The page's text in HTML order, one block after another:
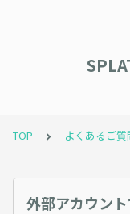
TOP よくあるご質
外部アカウン